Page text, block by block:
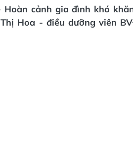
Hoàn cảnh gia đình khó
Hoa - điều dưỡng viên